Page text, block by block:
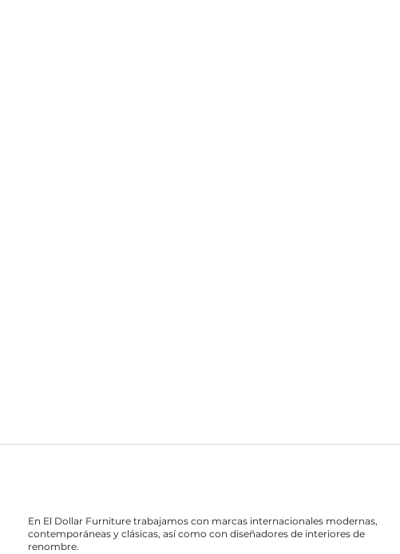
En El Dollar Furniture trabajamos con marcas internacionales modernas,
contemporáneas y clásicas, así como con diseñadores de interiores de
renombre.